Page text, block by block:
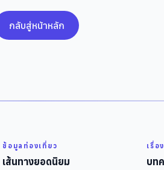
กลับสู่หน้าหลัก
ข้อมูลท่องเที่ยว
เส้นทางยอดนิยม
เรื่อ
บท